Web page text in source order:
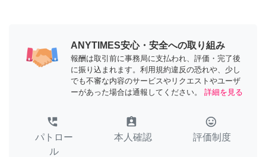
ANYTIMES安心・安全への取り組み
報酬は取引前に事務局に支払われ、評価・完了後
に振り込まれます。利用規約違反の恐れや、少し
でも不審な内容のサービスやリクエストやユーザ
ーがあった場合は通報してください。
詳細を見る
perm_phone_msg
パトロー
ル
assignment_ind
本人確認
tag_faces
評価制度